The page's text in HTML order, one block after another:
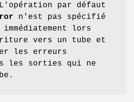
par défaut
n'est pas spécifié
lors
vers un tube et
les erreurs
les sorties qui ne